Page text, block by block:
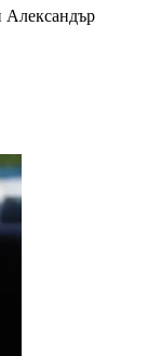
Александър